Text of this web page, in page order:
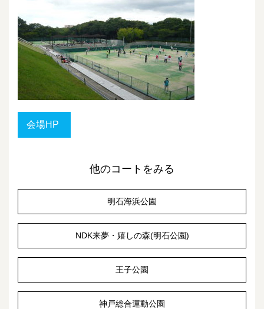
会場HP
他のコートをみる
明石海浜公園
NDK来夢・嬉しの森(明石公園)
王子公園
神戸総合運動公園